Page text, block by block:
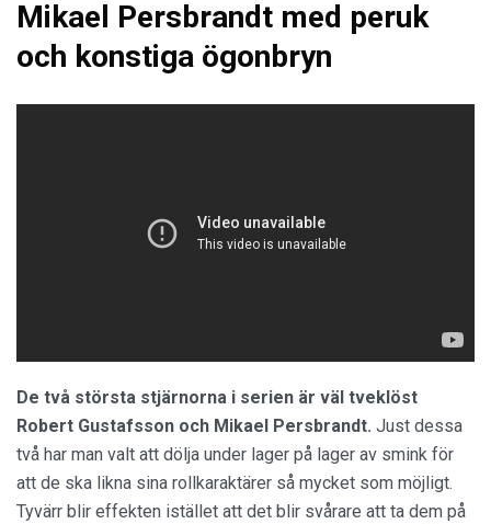
Mikael Persbrandt med peruk
och konstiga ögonbryn
De två största stjärnorna i serien är väl tveklöst
Robert Gustafsson och Mikael Persbrandt. Just dessa
två har man valt att dölja under lager på lager av smink för
att de ska likna sina rollkaraktärer så mycket som möjligt.
Tyvärr blir effekten istället att det blir svårare att ta dem på